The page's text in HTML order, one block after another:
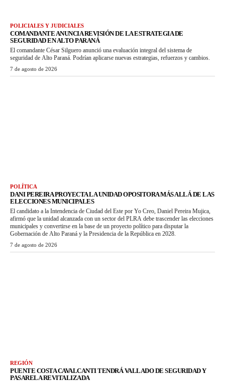
POLICIALES Y JUDICIALES
COMANDANTE ANUNCIA REVISIÓN DE LA ESTRATEGIA DE
SEGURIDAD EN ALTO PARANÁ
El comandante César Silguero anunció una evaluación integral del sistema de
seguridad de Alto Paraná. Podrían aplicarse nuevas estrategias, refuerzos y cambios.
7 de agosto de 2026
POLÍTICA
DANI PEREIRA PROYECTA LA UNIDAD OPOSITORA MÁS ALLÁ DE LAS
ELECCIONES MUNICIPALES
El candidato a la Intendencia de Ciudad del Este por Yo Creo, Daniel Pereira Mujica,
afirmó que la unidad alcanzada con un sector del PLRA debe trascender las elecciones
municipales y convertirse en la base de un proyecto político para disputar la
Gobernación de Alto Paraná y la Presidencia de la República en 2028.
7 de agosto de 2026
REGIÓN
PUENTE COSTA CAVALCANTI TENDRÁ VALLADO DE SEGURIDAD Y
PASARELA REVITALIZADA